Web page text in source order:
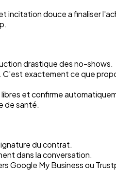
incitation douce a finaliser
drastique des no-shows.
exactement ce que
et confirme
de santé.
du contrat.
dans la conversation.
Google My Business ou